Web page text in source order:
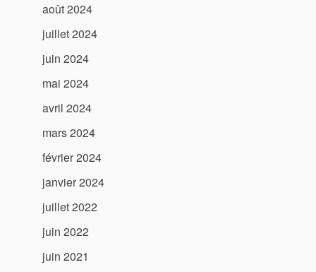
août 2024
juillet 2024
juin 2024
mai 2024
avril 2024
mars 2024
février 2024
janvier 2024
juillet 2022
juin 2022
juin 2021